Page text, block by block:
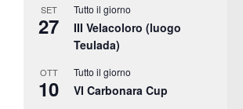
SET
27
Tutto il giorno
III Velacoloro (luogo
Teulada)
OTT
10
Tutto il giorno
VI Carbonara Cup